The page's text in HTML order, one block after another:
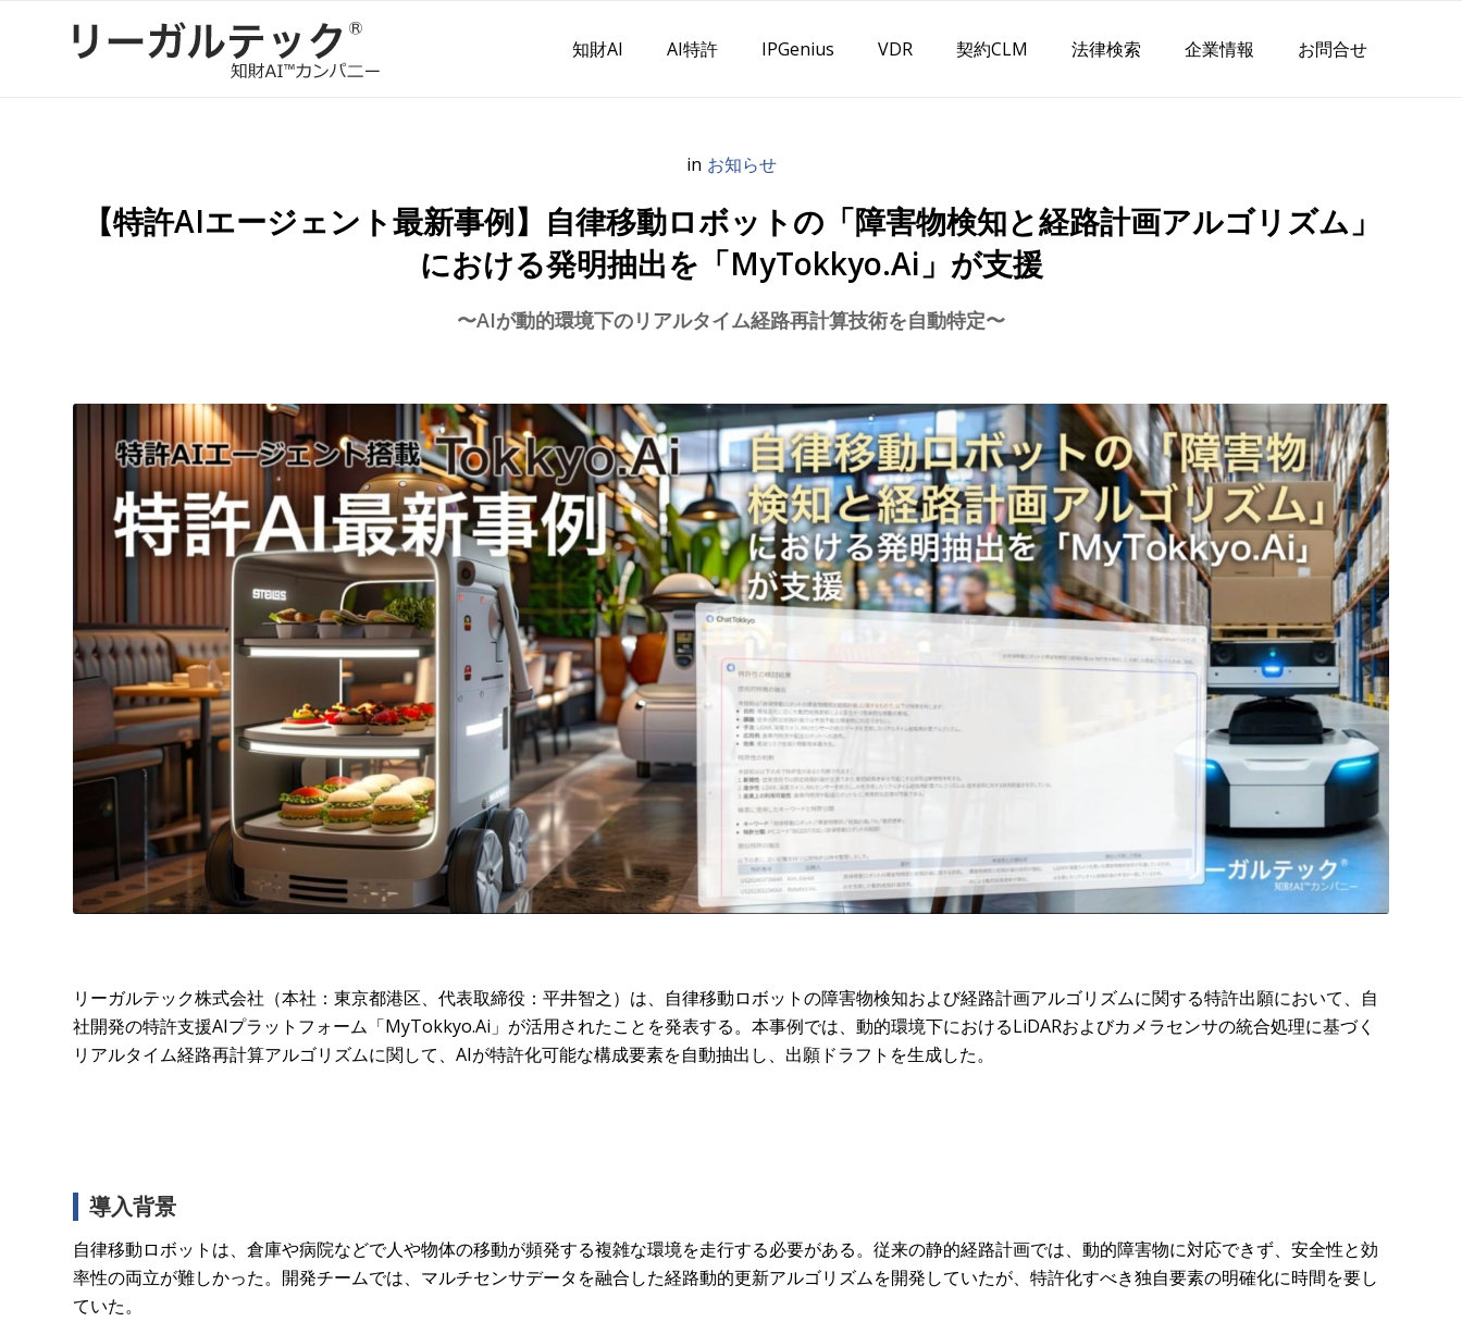
知財AI AI特許 IPGenius VDR 契約CLM 法律検索 企業情報 お問合せ
in お知らせ
【特許AIエージェント最新事例】自律移動ロボットの「障害物検知と経路計画アルゴリズム」
における発明抽出を「MyTokkyo.Ai」が支援
〜AIが動的環境下のリアルタイム経路再計算技術を自動特定〜
リーガルテック株式会社（本社：東京都港区、代表取締役：平井智之）は、自律移動ロボットの障害物検知および経路計画アルゴリズムに関する特許出願において、自
社開発の特許支援AIプラットフォーム「MyTokkyo.Ai」が活用されたことを発表する。本事例では、動的環境下におけるLiDARおよびカメラセンサの統合処理に基づく
リアルタイム経路再計算アルゴリズムに関して、AIが特許化可能な構成要素を自動抽出し、出願ドラフトを生成した。
導入背景
自律移動ロボットは、倉庫や病院などで人や物体の移動が頻発する複雑な環境を走行する必要がある。従来の静的経路計画では、動的障害物に対応できず、安全性と効
率性の両立が難しかった。開発チームでは、マルチセンサデータを融合した経路動的更新アルゴリズムを開発していたが、特許化すべき独自要素の明確化に時間を要し
ていた。